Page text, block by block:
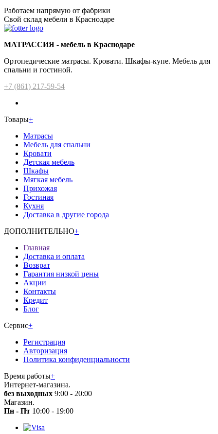
Работаем напрямую от фабрики
Свой склад мебели в Краснодаре
МАТРАССИЯ - мебель в Краснодаре
Ортопедические матрасы. Кровати. Шкафы-купе. Мебель для
спальни и гостиной.
+7 (861) 217-59-54
Товары+
Матрасы
Мебель для спальни
Кровати
Детская мебель
Шкафы
Мягкая мебель
Прихожая
Гостиная
Кухня
Доставка в другие города
ДОПОЛНИТЕЛЬНО+
Главная
Доставка и оплата
Возврат
Гарантия низкой цены
Акции
Контакты
Кредит
Блог
Сервис+
Регистрация
Авторизация
Политика конфиденциальности
Время работы+
Интернет-магазина.
без выходных 9:00 - 20:00
Магазин.
Пн - Пт 10:00 - 19:00